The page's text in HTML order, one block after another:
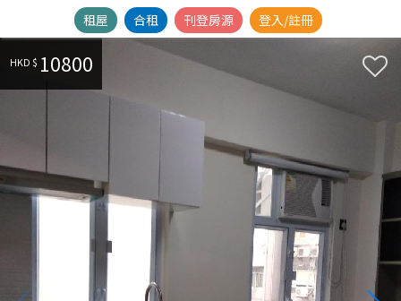
租屋 合租 刊登房源 登入/註冊
HKD $ 10800